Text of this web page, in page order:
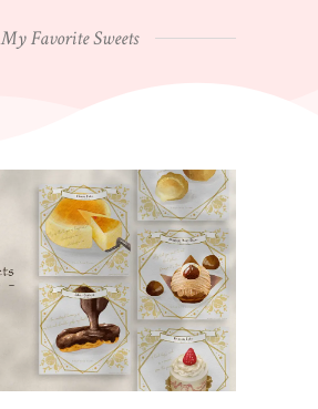
My Favorite Sweets